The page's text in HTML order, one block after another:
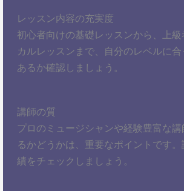
レッスン内容の充実度
初心者向けの基礎レッスンから、上級
カルレッスンまで、自分のレベルに
あるか確認しましょう。
講師の質
プロのミュージシャンや経験豊富な
るかどうかは、重要なポイントです
績をチェックしましょう。